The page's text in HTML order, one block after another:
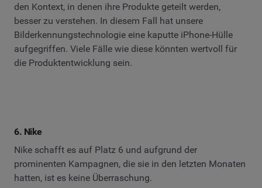
den Kontext, in denen ihre Produkte geteilt werden,
besser zu verstehen. In diesem Fall hat unsere
Bilderkennungstechnologie eine kaputte iPhone-Hülle
aufgegriffen. Viele Fälle wie diese könnten wertvoll für
die Produktentwicklung sein.
6. Nike
Nike schafft es auf Platz 6 und aufgrund der
prominenten Kampagnen, die sie in den letzten Monaten
hatten, ist es keine Überraschung.